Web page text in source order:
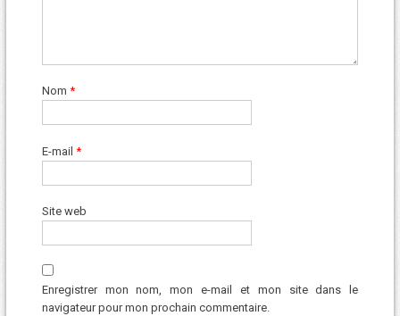
Nom *
E-mail *
Site web
Enregistrer mon nom, mon e-mail et mon site dans le
navigateur pour mon prochain commentaire.